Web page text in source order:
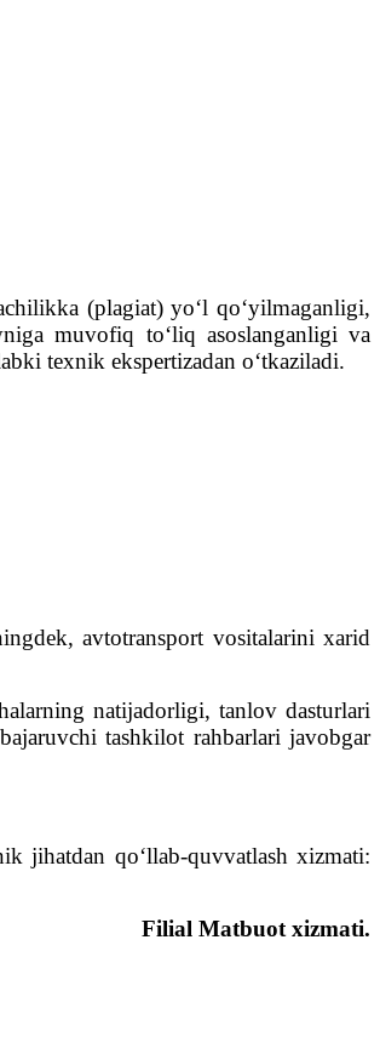
(plagiat) yo‘l qo‘yilmaganligi,
muvofiq to‘liq asoslanganligi va
texnik ekspertizadan o‘tkaziladi.
avtotransport vositalarini xarid
natijadorligi, tanlov dasturlari
tashkilot rahbarlari javobgar
jihatdan qo‘llab-quvvatlash xizmati:
Filial Matbuot xizmati.